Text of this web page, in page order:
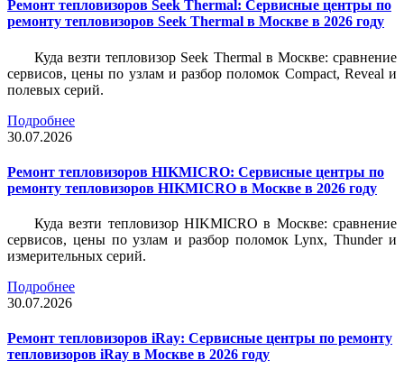
Ремонт тепловизоров Seek Thermal: Сервисные центры по
ремонту тепловизоров Seek Thermal в Москве в 2026 году
Куда везти тепловизор Seek Thermal в Москве: сравнение
сервисов, цены по узлам и разбор поломок Compact, Reveal и
полевых серий.
Подробнее
30.07.2026
Ремонт тепловизоров HIKMICRO: Сервисные центры по
ремонту тепловизоров HIKMICRO в Москве в 2026 году
Куда везти тепловизор HIKMICRO в Москве: сравнение
сервисов, цены по узлам и разбор поломок Lynx, Thunder и
измерительных серий.
Подробнее
30.07.2026
Ремонт тепловизоров iRay: Сервисные центры по ремонту
тепловизоров iRay в Москве в 2026 году